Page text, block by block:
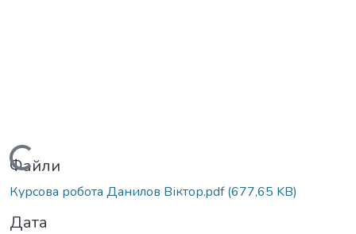
Вантажиться...
Файли
Курсова робота Данилов Віктор.pdf(677,65 KB)
Дата